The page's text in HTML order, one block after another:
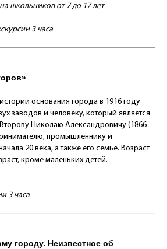
школьников от 7 до 17 лет
3 часа
основания города в 1916 году
заводов и человеку, который является
Николаю Александровичу (1866-
промышленнику и
20 века, а также его семье. Возраст
кроме маленьких детей.
3 часа
городу. Неизвестное об